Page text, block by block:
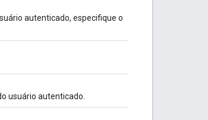
autenticado, especifique o
usuário autenticado.